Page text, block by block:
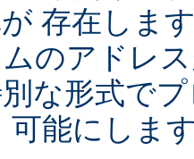
存在しま
のアドレ
な形式で
可能にしま